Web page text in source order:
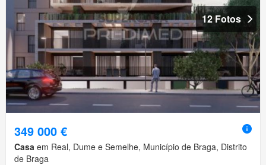
12 Fotos
349 000 €
Casa em Real, Dume e Semelhe, Município de Braga, Distrito
de Braga